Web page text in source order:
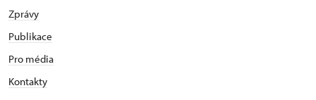
Zprávy
Publikace
Pro média
Kontakty